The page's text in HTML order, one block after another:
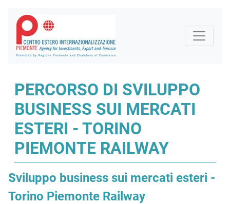
PERCORSO DI SVILUPPO
BUSINESS SUI MERCATI
ESTERI - TORINO
PIEMONTE RAILWAY
Sviluppo business sui mercati esteri -
Torino Piemonte Railway